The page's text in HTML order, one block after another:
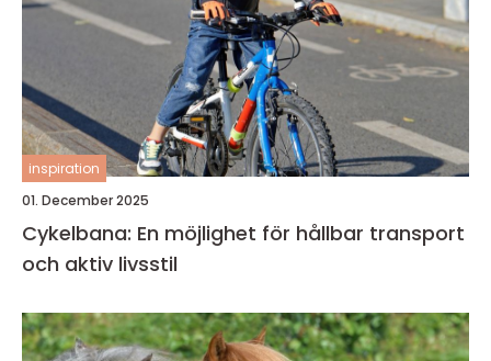
inspiration
01. December 2025
Cykelbana: En möjlighet för hållbar transport
och aktiv livsstil